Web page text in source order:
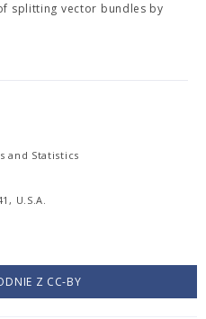
splitting vector bundles by
and Statistics
U.S.A.
Z CC-BY